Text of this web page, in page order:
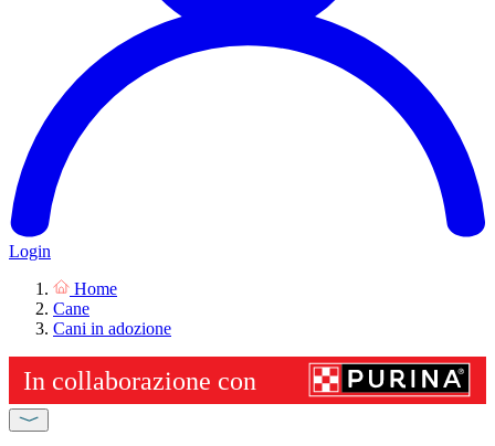
Login
Home
Cane
Cani in adozione